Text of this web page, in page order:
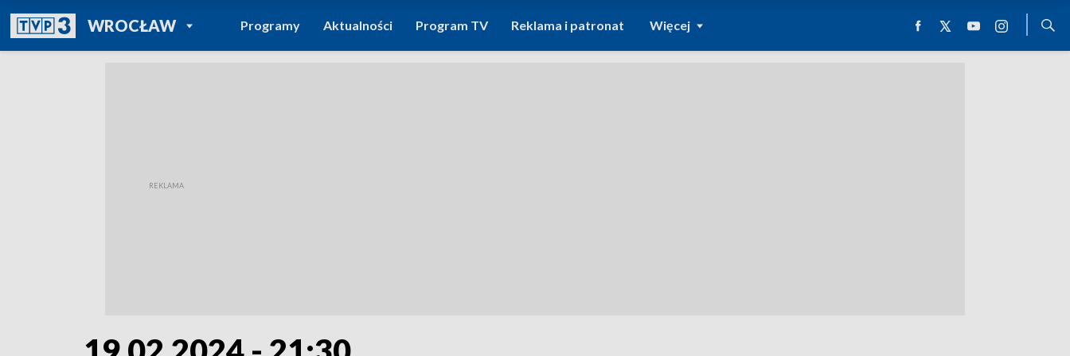
WROCŁAWPOWRÓT DO
TVP REGIONY
Programy Aktualności Program TV Reklama i patronat Więcej